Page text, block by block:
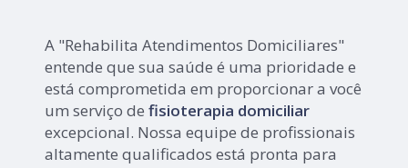
A "Rehabilita Atendimentos Domiciliares"
entende que sua saúde é uma prioridade e
está comprometida em proporcionar a você
um serviço defisioterapia domiciliar
excepcional. Nossa equipe de profissionais
altamente qualificados está pronta para